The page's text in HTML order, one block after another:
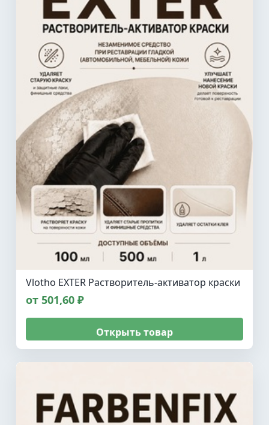
Vlotho EXTER Растворитель-активатор краски
от 501,60 ₽
Открыть товар